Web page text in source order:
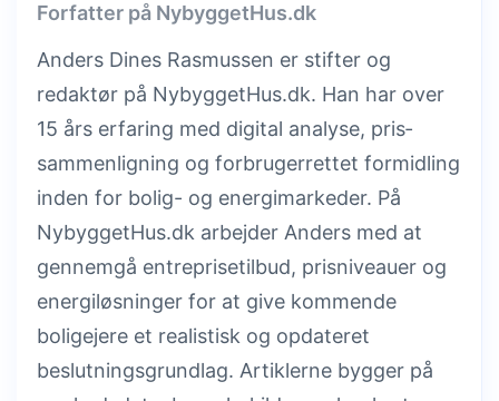
Forfatter på NybyggetHus.dk
Anders Dines Rasmussen er stifter og
redaktør på NybyggetHus.dk. Han har over
15 års erfaring med digital analyse, pris­
sammenligning og forbrugerrettet formidling
inden for bolig- og energimarkeder. På
NybyggetHus.dk arbejder Anders med at
gennemgå entreprisetilbud, prisniveauer og
energiløsninger for at give kommende
boligejere et realistisk og opdateret
beslutningsgrundlag. Artiklerne bygger på